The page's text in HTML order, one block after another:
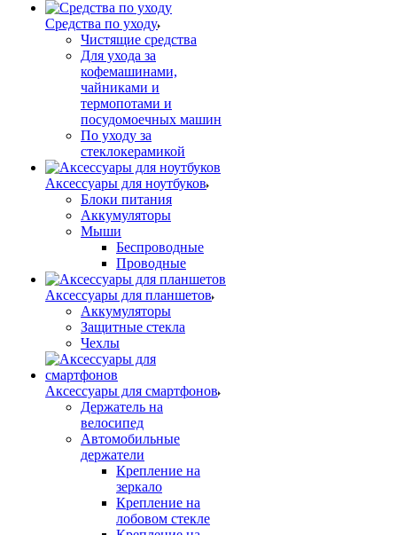
Средства по уходу
Чистящие средства
Для ухода за
кофемашинами,
чайниками и
термопотами и
посудомоечных машин
По уходу за
стеклокерамикой
Аксессуары для ноутбуков
Блоки питания
Аккумуляторы
Мыши
Беспроводные
Проводные
Аксессуары для планшетов
Аккумуляторы
Защитные стекла
Чехлы
Аксессуары для смартфонов
Держатель на
велосипед
Автомобильные
держатели
Крепление на
зеркало
Крепление на
лобовом стекле